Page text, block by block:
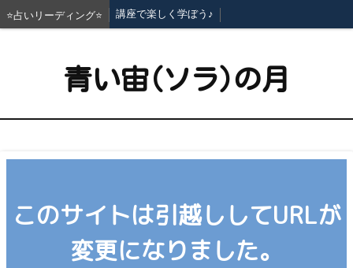
⭐占いリーディング⭐ 講座で楽しく学ぼう♪
青い宙(ソラ)の月
このサイトは引越ししてURLが
変更になりました。